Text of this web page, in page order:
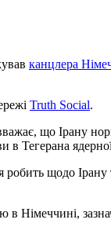
канцлера
Truth Social.
що Ірану
Тегерана
робить щодо
в Німеччині,